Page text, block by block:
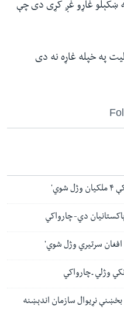
ښکېلو غاړو غږ کړی دی چې
په خپله غاړه نه دی
وژلي ـ چارواکي
بخښنې نړیوال سازمان اندېښنه